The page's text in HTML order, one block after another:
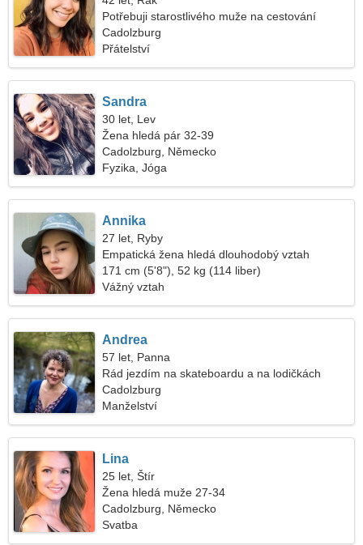
Potřebuji starostlivého muže na cestování
Cadolzburg
Přátelství
Sandra
30 let, Lev
Žena hledá pár 32-39
Cadolzburg, Německo
Fyzika, Jóga
Annika
27 let, Ryby
Empatická žena hledá dlouhodobý vztah
171 cm (5'8"), 52 kg (114 liber)
Vážný vztah
Andrea
57 let, Panna
Rád jezdím na skateboardu a na lodičkách
Cadolzburg
Manželství
Lina
25 let, Štír
Žena hledá muže 27-34
Cadolzburg, Německo
Svatba